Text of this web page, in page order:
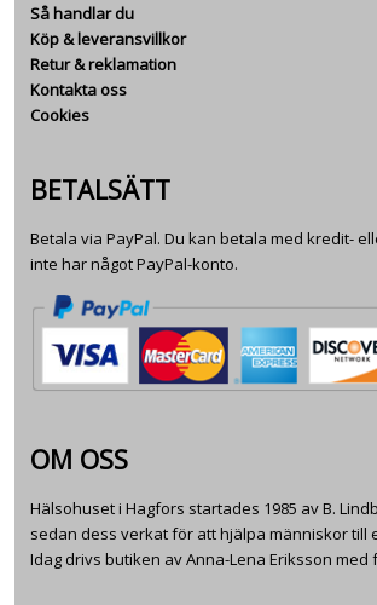
Så handlar du
Köp & leveransvillkor
Retur & reklamation
Kontakta oss
Cookies
BETALSÄTT
Betala via PayPal. Du kan betala med kredit-
inte har något PayPal-konto.
OM OSS
Hälsohuset i Hagfors startades 1985 av B.
sedan dess verkat för att hjälpa människor till
Idag drivs butiken av Anna-Lena Eriksson med